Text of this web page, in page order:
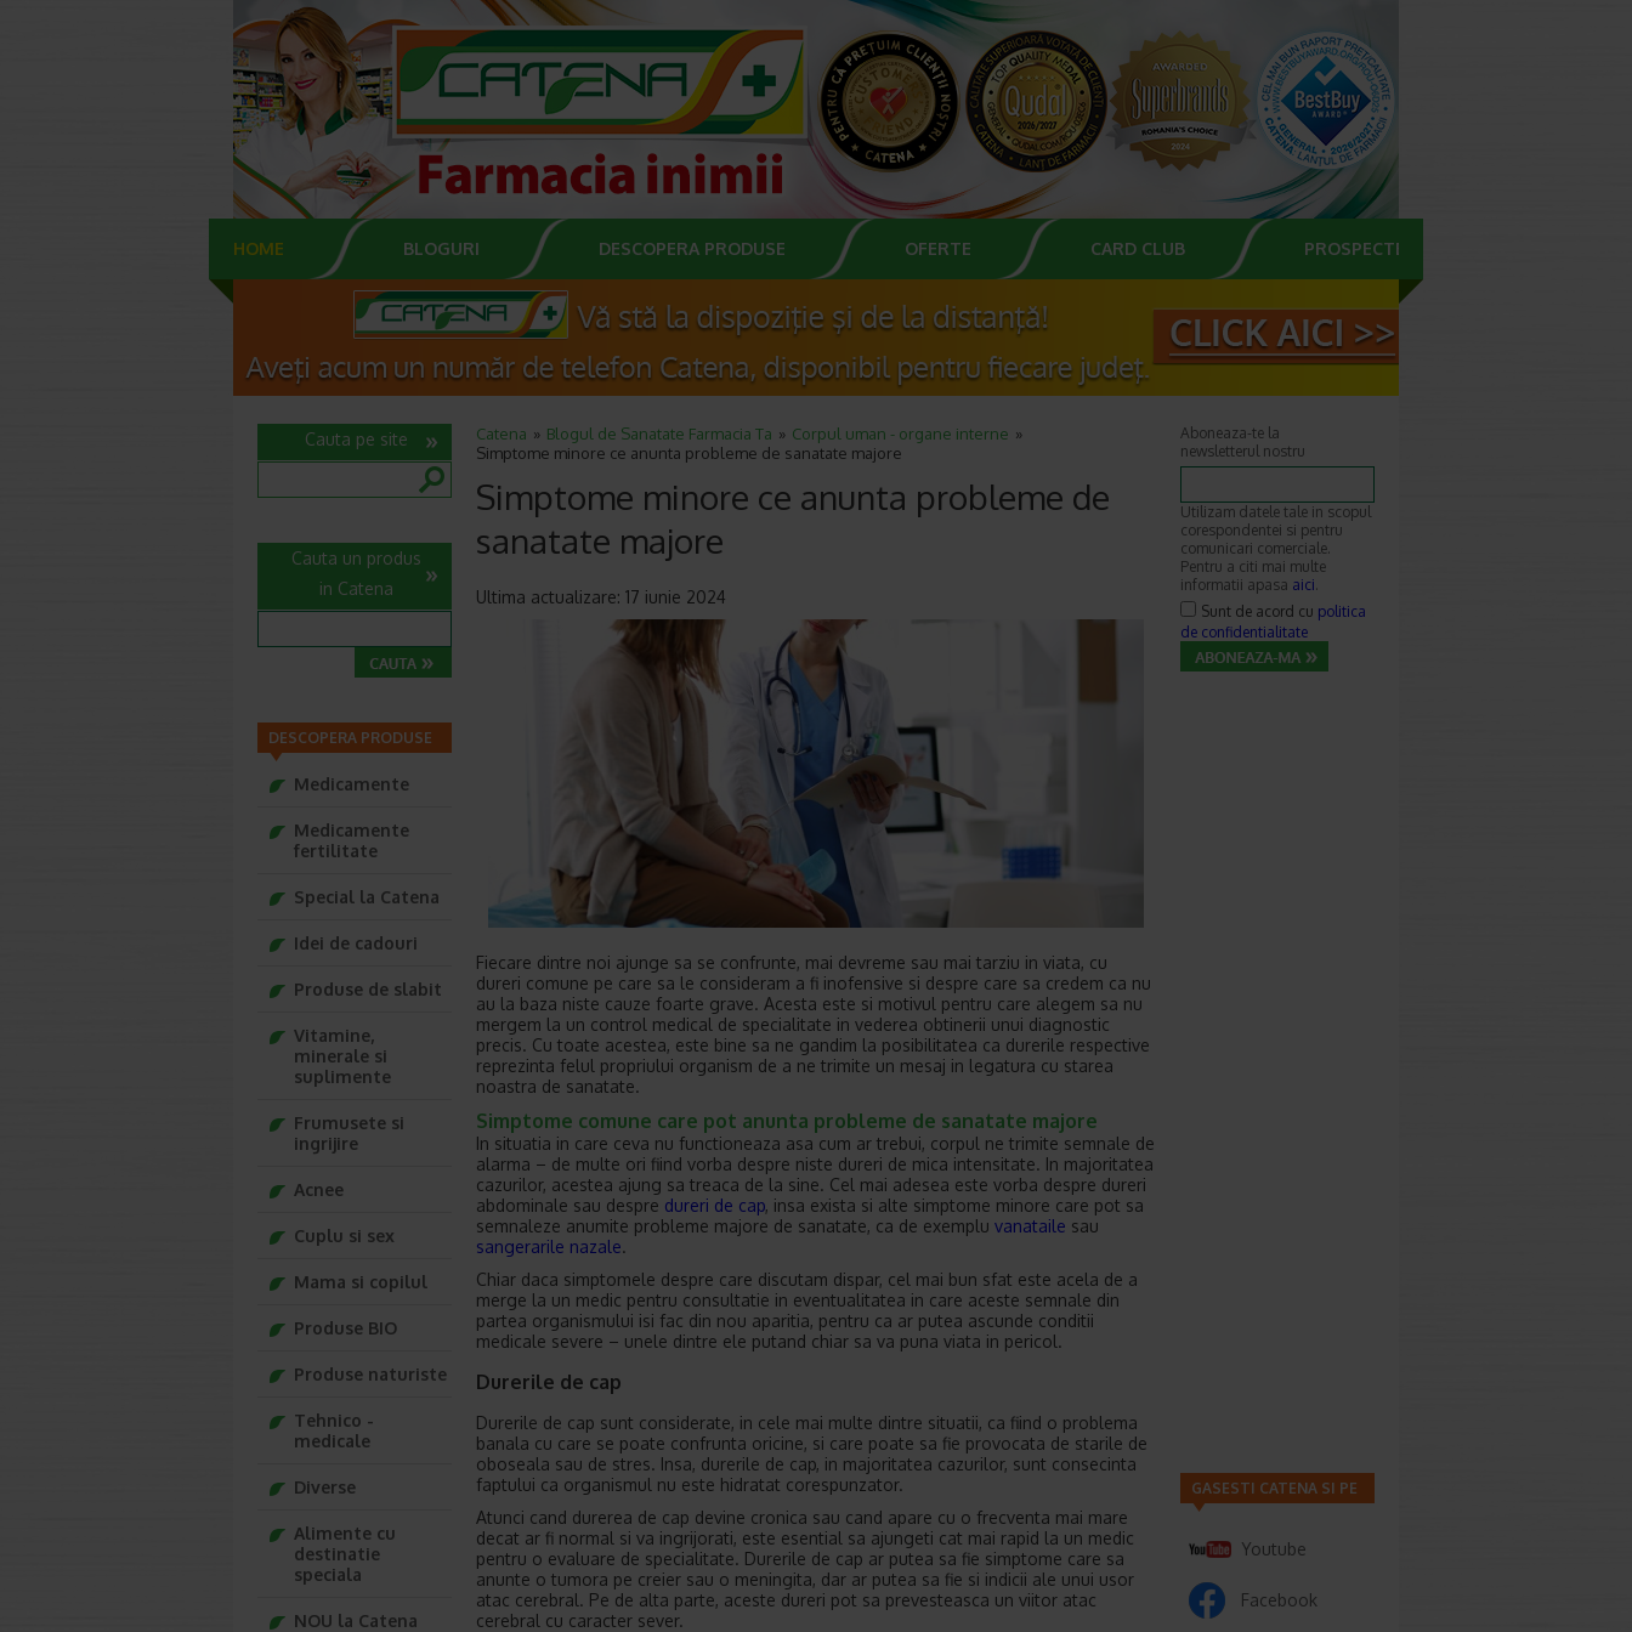
HOME BLOGURI DESCOPERA PRODUSE OFERTE CARD CLUB PROSPECTE
Catena Blogul de Sanatate Farmacia Ta
Corpul uman - organe interne
Simptome minore ce anunta probleme de sanatate majore
Simptome minore ce anunta probleme de
sanatate majore
Ultima actualizare: 17 iunie 2024
Fiecare dintre noi ajunge sa se confrunte, mai devreme sau mai tarziu in viata, cu
dureri comune pe care sa le consideram a fi inofensive si despre care sa credem ca nu
au la baza niste cauze foarte grave. Acesta este si motivul pentru care alegem sa nu
mergem la un control medical de specialitate in vederea obtinerii unui diagnostic
precis. Cu toate acestea, este bine sa ne gandim la posibilitatea ca durerile respective
reprezinta felul propriului organism de a ne trimite un mesaj in legatura cu starea
noastra de sanatate.
Simptome comune care pot anunta probleme de sanatate majore
In situatia in care ceva nu functioneaza asa cum ar trebui, corpul ne trimite semnale de
alarma – de multe ori fiind vorba despre niste dureri de mica intensitate. In majoritatea
cazurilor, acestea ajung sa treaca de la sine. Cel mai adesea este vorba despre dureri
abdominale sau despre dureri de cap, insa exista si alte simptome minore care pot sa
semnaleze anumite probleme majore de sanatate, ca de exemplu vanataile sau
sangerarile nazale.
Chiar daca simptomele despre care discutam dispar, cel mai bun sfat este acela de a
merge la un medic pentru consultatie in eventualitatea in care aceste semnale din
partea organismului isi fac din nou aparitia, pentru ca ar putea ascunde conditii
medicale severe – unele dintre ele putand chiar sa va puna viata in pericol.
Durerile de cap
Durerile de cap sunt considerate, in cele mai multe dintre situatii, ca fiind o problema
banala cu care se poate confrunta oricine, si care poate sa fie provocata de starile de
oboseala sau de stres. Insa, durerile de cap, in majoritatea cazurilor, sunt consecinta
faptului ca organismul nu este hidratat corespunzator.
Atunci cand durerea de cap devine cronica sau cand apare cu o frecventa mai mare
decat ar fi normal si va ingrijorati, este esential sa ajungeti cat mai rapid la un medic
pentru o evaluare de specialitate. Durerile de cap ar putea sa fie simptome care sa
anunte o tumora pe creier sau o meningita, dar ar putea sa fie si indicii ale unui usor
atac cerebral. Pe de alta parte, aceste dureri pot sa prevesteasca un viitor atac
cerebral cu caracter sever.
Cauta pe site
Cauta un produs
in Catena
DESCOPERA PRODUSE
Medicamente
Medicamente
fertilitate
Special la Catena
Idei de cadouri
Produse de slabit
Vitamine,
minerale si
suplimente
Frumusete si
ingrijire
Acnee
Cuplu si sex
Mama si copilul
Produse BIO
Produse naturiste
Tehnico -
medicale
Diverse
Alimente cu
destinatie
speciala
NOU la Catena
Aboneaza-te la
newsletterul nostru
Utilizam datele tale in scopul
corespondentei si pentru
comunicari comerciale.
Pentru a citi mai multe
informatii apasa aici.
Sunt de acord cu politica
de confidentialitate
GASESTI CATENA SI PE
Youtube
Facebook